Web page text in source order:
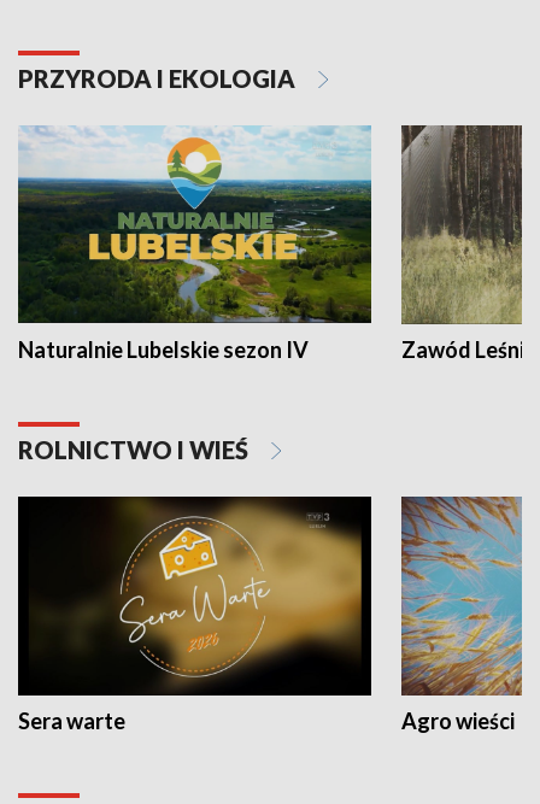
PRZYRODA I EKOLOGIA
Naturalnie Lubelskie sezon IV Zawód Leśnik
ROLNICTWO I WIEŚ
Sera warte Agro wieści